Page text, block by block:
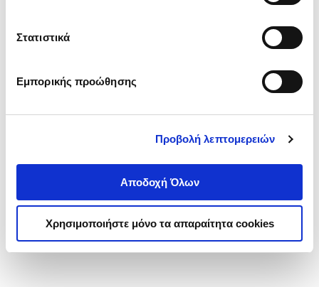
Στατιστικά
Εμπορικής προώθησης
Προβολή λεπτομερειών
Αποδοχή Όλων
Χρησιμοποιήστε μόνο τα απαραίτητα cookies